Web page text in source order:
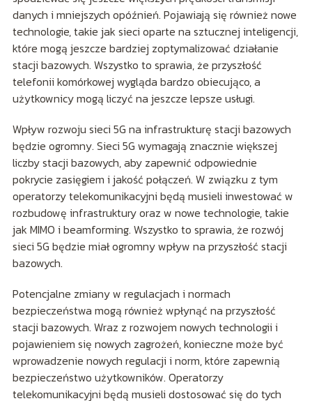
danych i mniejszych opóźnień. Pojawiają się również nowe
technologie, takie jak sieci oparte na sztucznej inteligencji,
które mogą jeszcze bardziej zoptymalizować działanie
stacji bazowych. Wszystko to sprawia, że przyszłość
telefonii komórkowej wygląda bardzo obiecująco, a
użytkownicy mogą liczyć na jeszcze lepsze usługi.
Wpływ rozwoju sieci 5G na infrastrukturę stacji bazowych
będzie ogromny. Sieci 5G wymagają znacznie większej
liczby stacji bazowych, aby zapewnić odpowiednie
pokrycie zasięgiem i jakość połączeń. W związku z tym
operatorzy telekomunikacyjni będą musieli inwestować w
rozbudowę infrastruktury oraz w nowe technologie, takie
jak MIMO i beamforming. Wszystko to sprawia, że rozwój
sieci 5G będzie miał ogromny wpływ na przyszłość stacji
bazowych.
Potencjalne zmiany w regulacjach i normach
bezpieczeństwa mogą również wpłynąć na przyszłość
stacji bazowych. Wraz z rozwojem nowych technologii i
pojawieniem się nowych zagrożeń, konieczne może być
wprowadzenie nowych regulacji i norm, które zapewnią
bezpieczeństwo użytkowników. Operatorzy
telekomunikacyjni będą musieli dostosować się do tych